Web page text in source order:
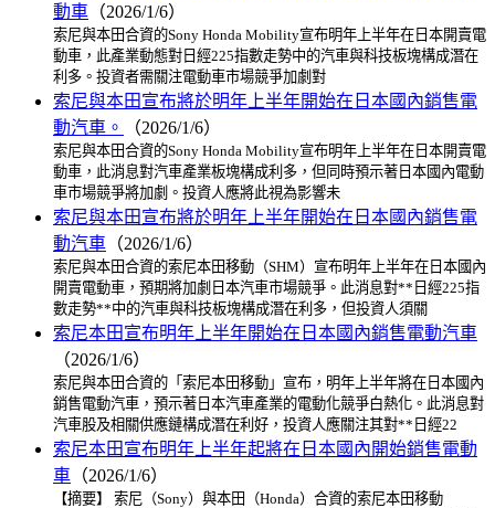
動車 （2026/1/6）
索尼與本田合資的Sony Honda Mobility宣布明年上半年在日本開賣電
動車，此產業動態對日經225指數走勢中的汽車與科技板塊構成潛在
利多。投資者需關注電動車市場競爭加劇對
索尼與本田宣布將於明年上半年開始在日本國內銷售電
動汽車。
（2026/1/6）
索尼與本田合資的Sony Honda Mobility宣布明年上半年在日本開賣電
動車，此消息對汽車產業板塊構成利多，但同時預示著日本國內電動
車市場競爭將加劇。投資人應將此視為影響未
索尼與本田宣布將於明年上半年開始在日本國內銷售電
動汽車 （2026/1/6）
索尼與本田合資的索尼本田移動（SHM）宣布明年上半年在日本國內
開賣電動車，預期將加劇日本汽車市場競爭。此消息對**日經225指
數走勢**中的汽車與科技板塊構成潛在利多，但投資人須關
索尼本田宣布明年上半年開始在日本國內銷售電動汽車
（2026/1/6）
索尼與本田合資的「索尼本田移動」宣布，明年上半年將在日本國內
銷售電動汽車，預示著日本汽車產業的電動化競爭白熱化。此消息對
汽車股及相關供應鏈構成潛在利好，投資人應關注其對**日經22
索尼本田宣布明年上半年起將在日本國內開始銷售電動
車 （2026/1/6）
【摘要】 索尼（Sony）與本田（Honda）合資的索尼本田移動